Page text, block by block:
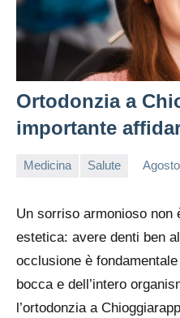
Ortodonzia a
importante
Medicina Salute
Un sorriso armonioso non
estetica: avere denti ben
occlusione è
bocca e dell’intero
l’ortodonzia a Chioggia